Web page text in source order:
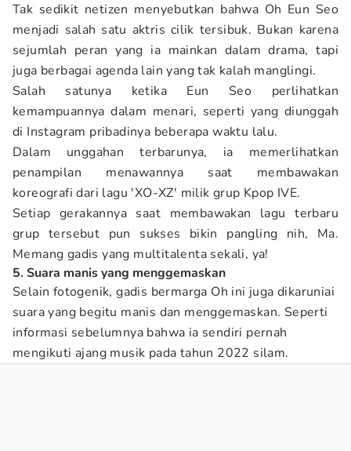
Tak sedikit netizen menyebutkan bahwa Oh Eun Seo
menjadi salah satu aktris cilik tersibuk. Bukan karena
sejumlah peran yang ia mainkan dalam drama, tapi
juga berbagai agenda lain yang tak kalah manglingi.
Salah satunya ketika Eun Seo perlihatkan
kemampuannya dalam menari, seperti yang diunggah
di Instagram pribadinya beberapa waktu lalu.
Dalam unggahan terbarunya, ia memerlihatkan
penampilan menawannya saat membawakan
koreografi dari lagu 'XO-XZ' milik grup Kpop IVE.
Setiap gerakannya saat membawakan lagu terbaru
grup tersebut pun sukses bikin pangling nih, Ma.
Memang gadis yang multitalenta sekali, ya!
5. Suara manis yang menggemaskan
Selain fotogenik, gadis bermarga Oh ini juga dikaruniai
suara yang begitu manis dan menggemaskan. Seperti
informasi sebelumnya bahwa ia sendiri pernah
mengikuti ajang musik pada tahun 2022 silam.